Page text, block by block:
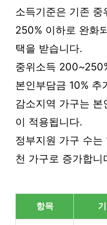
소득기준은 기존
250% 이하로 완화
택을 받습니다.
중위소득
본인부담금 10% 추
감소지역 가구는 본
이 적용됩니다.
정부지원 가구 수
천 가구로 증가합니
항목